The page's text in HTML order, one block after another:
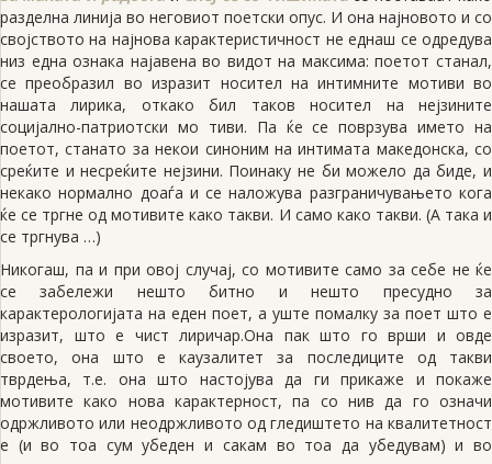
разделна линија во неговиот поетски опус. И она најновото и со
својството на најнова карактеристичност не еднаш се одредува
низ една ознака најавена во видот на максима: поетот станал,
се преобразил во изразит носител на интимните мотиви во
нашата лирика, откако бил таков носител на нејзините
социјално-патриотски мо тиви. Па ќe се поврзува името на
поетот, станато за некои синоним на интимата македонска, со
среќите и несреќите нејзини. Поинаку не би можело да биде, и
некако нормално доаѓа и се наложува разграничувањето кога
ќе се тргне од мотивите како такви. И само како такви. (А така и
се тргнува …)
Никогаш, па и при овој случај, со мотивите само за себе не ќе
се забележи нешто битно и нешто пресудно за
карактерологијата на еден поет, а уште помалку за поет што е
изразит, што е чист лиричар.Она пак што го врши и овде
своето, она што е каузалитет за последиците од такви
тврдења, т.е. она што настојува да ги прикаже и покаже
мотивите како нова карактерност, па со нив да го означи
одржливото или неодржливото од гледиштето на квалитетност
е (и во тоа сум убеден и сакам во тоа да убедувам) и во